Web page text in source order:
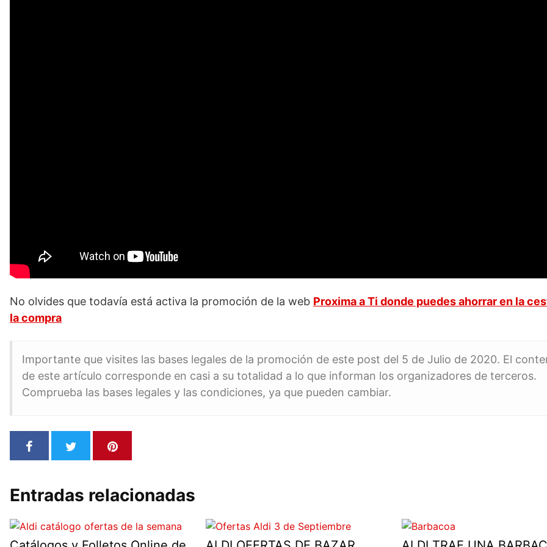
No olvides que todavía está activa la promoción de la web Proxima a Ti donde puedes ahorrar en la
la compra
Importante que visites las bases legales de la promoción de este post del 5 de Julio de 2020. El
de este artículo corresponde en casi a su totalidad a lo que informan los organizadores de terceros.
Comprueba las bases legales y las condiciones, ya que pueden cambiar.
Entradas relacionadas